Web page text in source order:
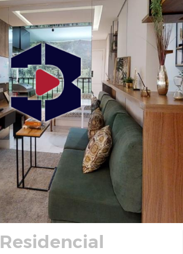
Residencial